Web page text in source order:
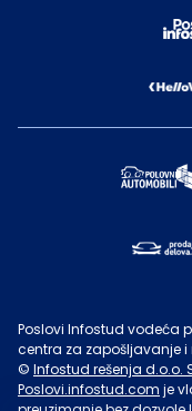
Poslovi Infostud vodeća
centra za zapošljavanje i
© Infostud rešenja d.o.o.
Poslovi.infostud.com je